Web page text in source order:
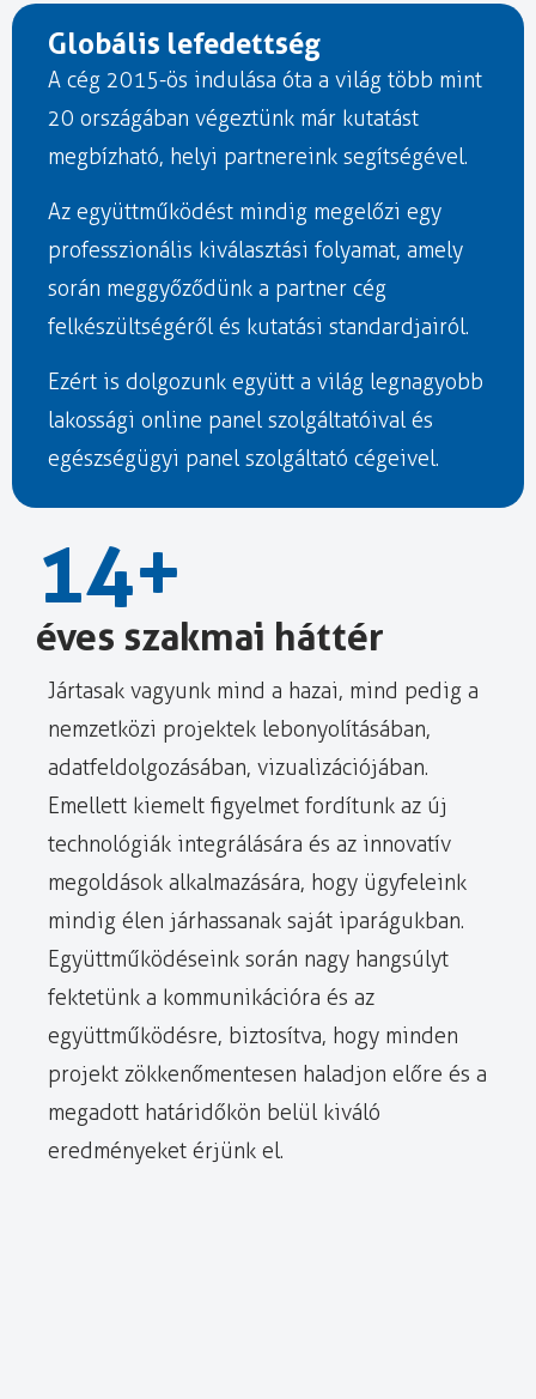
Globális lefedettség
A cég 2015-ös indulása óta a világ több mint
20 országában végeztünk már kutatást
megbízható, helyi partnereink segítségével.
Az együttműködést mindig megelőzi egy
professzionális kiválasztási folyamat, amely
során meggyőződünk a partner cég
felkészültségéről és kutatási standardjairól.
Ezért is dolgozunk együtt a világ legnagyobb
lakossági online panel szolgáltatóival és
egészségügyi panel szolgáltató cégeivel.
15+
éves szakmai háttér
Jártasak vagyunk mind a hazai, mind pedig a
nemzetközi projektek lebonyolításában,
adatfeldolgozásában, vizualizációjában.
Emellett kiemelt figyelmet fordítunk az új
technológiák integrálására és az innovatív
megoldások alkalmazására, hogy ügyfeleink
mindig élen járhassanak saját iparágukban.
Együttműködéseink során nagy hangsúlyt
fektetünk a kommunikációra és az
együttműködésre, biztosítva, hogy minden
projekt zökkenőmentesen haladjon előre és a
megadott határidőkön belül kiváló
eredményeket érjünk el.